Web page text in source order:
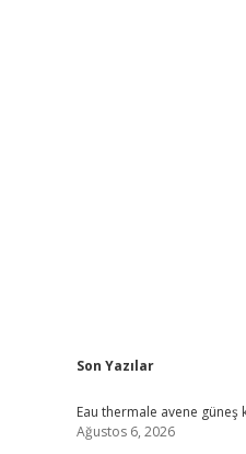
Sidebar
Son Yazılar
Eau thermale avene güneş
Ağustos 6, 2026